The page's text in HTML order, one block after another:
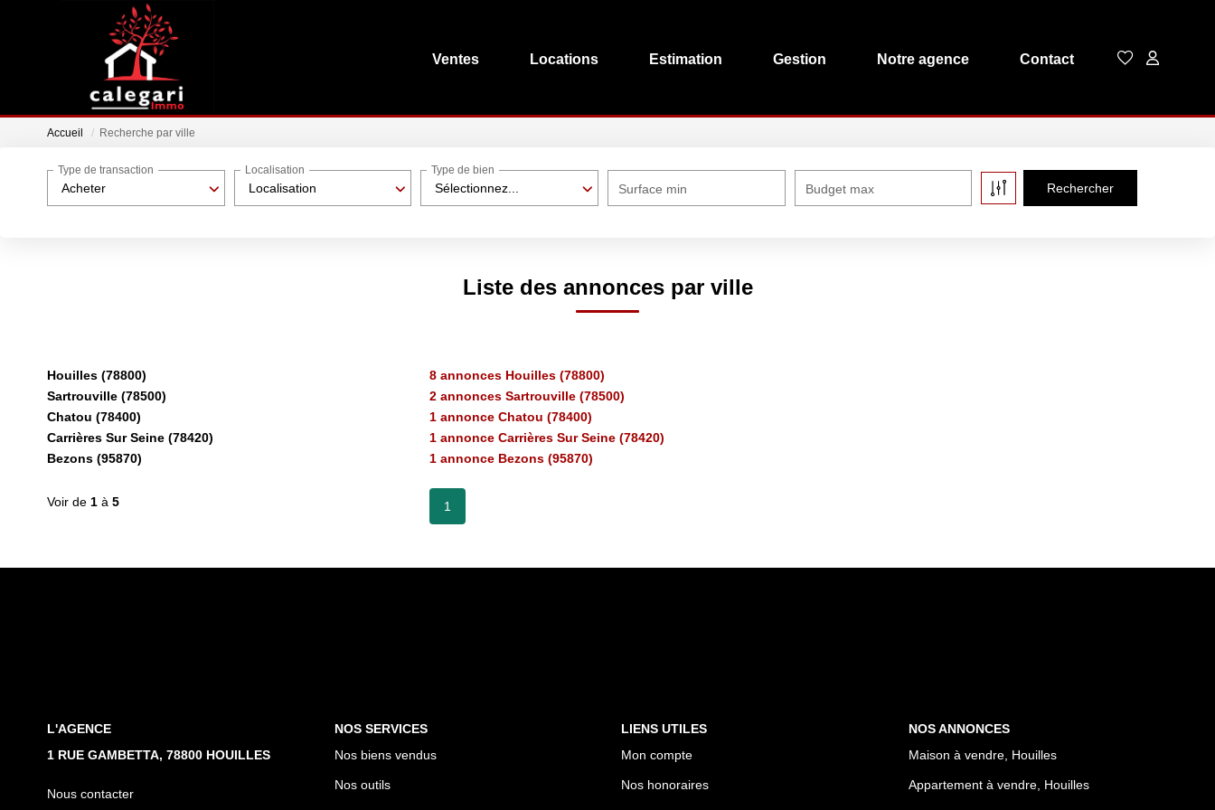
Ventes Locations Estimation Gestion Notre agence Contact
Accueil Recherche par ville
Acheter
Type de transaction
Localisation
Localisation
Sélectionnez...
Type de bien
Surface min Budget max
Liste des annonces par ville
Houilles (78800)
8 annonces Houilles (78800)
Sartrouville (78500)
2 annonces Sartrouville (78500)
Chatou (78400)
1 annonce Chatou (78400)
Carrières Sur Seine (78420)
1 annonce Carrières Sur Seine (78420)
Bezons (95870)
1 annonce Bezons (95870)
Voir de 1 à 5 1
L'AGENCE
1 RUE GAMBETTA, 78800 HOUILLES
Nous contacter
NOS SERVICES
Nos biens vendus
Nos outils
LIENS UTILES
Mon compte
Nos honoraires
NOS ANNONCES
Maison à vendre, Houilles
Appartement à vendre, Houilles